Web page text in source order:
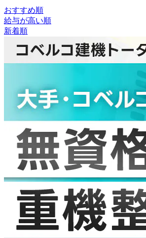
おすすめ順
給与が高い順
新着順